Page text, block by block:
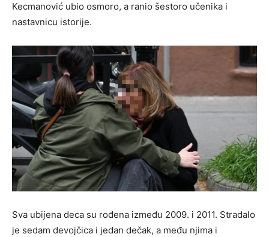
Kecmanović ubio osmoro, a ranio šestoro učenika i
nastavnicu istorije.
Sva ubijena deca su rođena između 2009. i 2011. Stradalo
je sedam devojčica i jedan dečak, a među njima i